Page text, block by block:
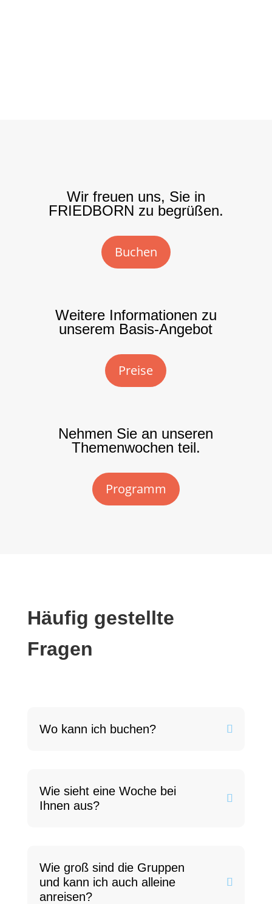
Wir freuen uns, Sie in
FRIEDBORN zu begrüßen.
Buchen
Weitere Informationen zu
unserem Basis-Angebot
Preise
Nehmen Sie an unseren
Themenwochen teil.
Programm
Häufig gestellte
Fragen
Wo kann ich buchen?
Wie sieht eine Woche bei
Ihnen aus?
Wie groß sind die Gruppen
und kann ich auch alleine
anreisen?